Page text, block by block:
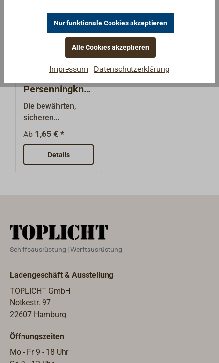
Persenningknö
pfe
Die bewährten,
sicheren
Schnellverschlüsse
zur Befestigung
von Planen und
Persenningen.Herg
Oberflächen
Messing poliert
oder Messing
mit Zackenscheibe
zum Einschrauben
ins Tuch. Das
separat zu
bestellende
lieferbar für
verschiedene
Ab 1,65 € *
Details
Schiffsausrüstung | Werftausrüstung
Ladengeschäft & Ausstellung
TOPLICHT GmbH
Notkestr. 97
22607 Hamburg
Öffnungszeiten
Mo - Fr 9 - 18 Uhr
Nur funktionale Cookies akzeptieren
Alle Cookies akzeptieren
Impressum Datenschutzerklärung